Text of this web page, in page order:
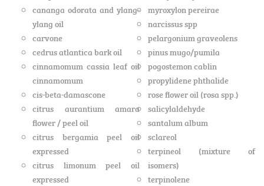
cananga odorata and ylang-
ylang oil
carvone
cedrus atlantica bark oil
cinnamomum cassia leaf oil
cinnamomum
cis-beta-damascone
citrus aurantium amara
flower / peel oil
citrus bergamia peel oil
expressed
citrus limonum peel oil
expressed
myroxylon pereirae
narcissus spp
pelargonium graveolens
pinus mugo/pumila
pogostemon cablin
propylidene phthalide
rose flower oil (rosa spp.)
salicylaldehyde
santalum album
sclareol
terpineol (mixture of
isomers)
terpinolene